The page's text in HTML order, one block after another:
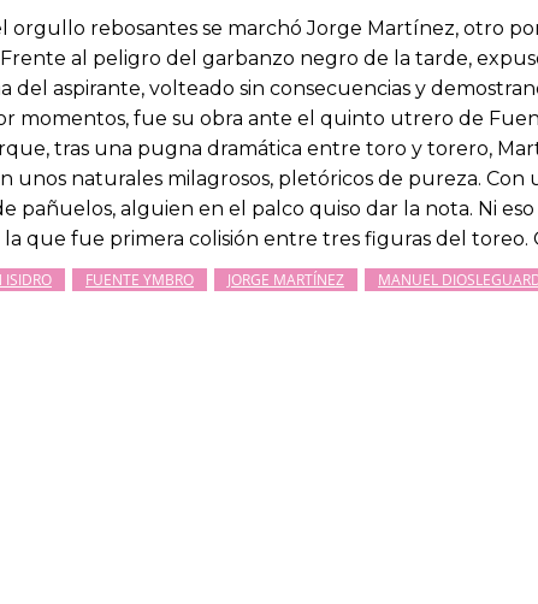
orgullo rebosantes se marchó Jorge Martínez, otro
Frente al peligro del garbanzo negro de la tarde,
del aspirante, volteado sin consecuencias y
momentos, fue su obra ante el quinto utrero de
tras una pugna dramática entre toro y torero,
unos naturales milagrosos, pletóricos de pureza.
pañuelos, alguien en el palco quiso dar la nota. Ni
la que fue primera colisión entre tres figuras del
ISIDRO FUENTE YMBRO JORGE MARTÍNEZ MANUEL